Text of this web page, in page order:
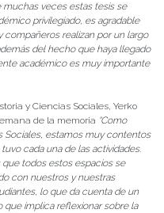
muchas veces estas tesis se
privilegiado, es agradable
compañeros realizan por un largo
del hecho que haya llegado
académico es muy importante
y Ciencias Sociales, Yerko
de la memoria “Como
Sociales, estamos muy contentos
cada una de las actividades.
todos estos espacios se
con nuestros y nuestras
lo que da cuenta de un
implica reflexionar sobre la